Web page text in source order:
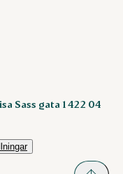
Sass gata 1 422 04